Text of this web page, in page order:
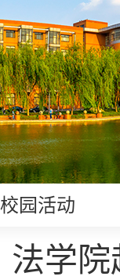
校园活动
法学院